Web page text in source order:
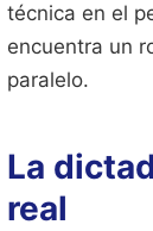
técnica en el
encuentra un
paralelo.
La
real